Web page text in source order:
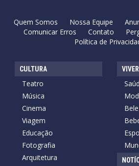
Quem Somos Nossa Equipe
Comunicar Erros
Contato
Política de
CULTURA
Teatro
Música
Cinema
Viagem
Educação
Fotografia
Arquitetura
VIVER